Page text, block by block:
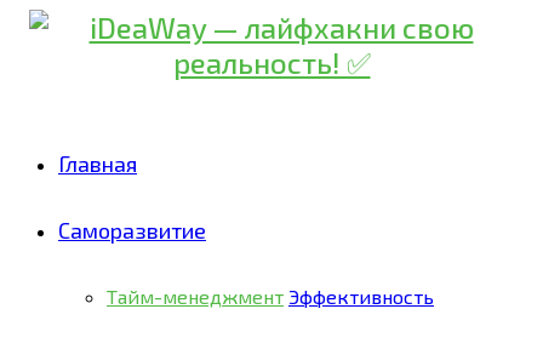
Главная
Саморазвитие
Тайм-менеджмент Эффективность